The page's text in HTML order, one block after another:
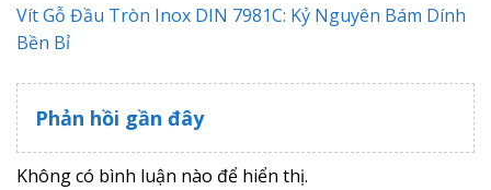
Vít Gỗ Đầu Tròn Inox DIN 7981C: Kỷ Nguyên Bám Dính
Bền Bỉ
Phản hồi gần đây
Không có bình luận nào để hiển thị.